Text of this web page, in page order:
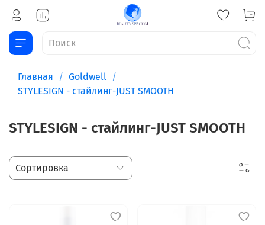
Главная
Goldwell
STYLESIGN - стайлинг-JUST SMOOTH
STYLESIGN - стайлинг-JUST SMOOTH